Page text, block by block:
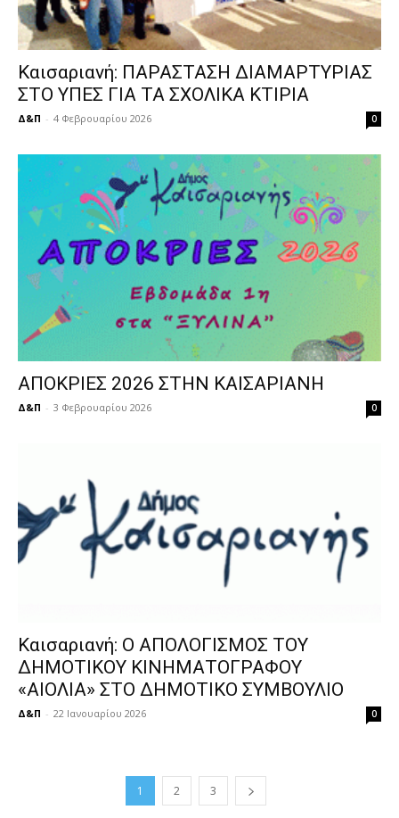
Καισαριανή: ΠΑΡΑΣΤΑΣΗ ΔΙΑΜΑΡΤΥΡΙΑΣ
ΣΤΟ ΥΠΕΣ ΓΙΑ ΤΑ ΣΧΟΛΙΚΑ ΚΤΙΡΙΑ
Δ&Π - 4 Φεβρουαρίου 2026 0
ΑΠΟΚΡΙΕΣ 2026 ΣΤΗΝ ΚΑΙΣΑΡΙΑΝΗ
Δ&Π - 3 Φεβρουαρίου 2026 0
Καισαριανή: Ο ΑΠΟΛΟΓΙΣΜΟΣ ΤΟΥ
ΔΗΜΟΤΙΚΟΥ ΚΙΝΗΜΑΤΟΓΡΑΦΟΥ
«ΑΙΟΛΙΑ» ΣΤΟ ΔΗΜΟΤΙΚΟ ΣΥΜΒΟΥΛΙΟ
Δ&Π - 22 Ιανουαρίου 2026 0
1 2 3